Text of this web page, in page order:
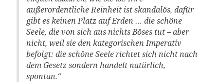
außerordentliche Reinheit ist skandalös, dafür
gibt es keinen Platz auf Erden … die schöne
Seele, die von sich aus nichts Böses tut – aber
nicht, weil sie den kategorischen Imperativ
befolgt: die schöne Seele richtet sich nicht nach
dem Gesetz sondern handelt natürlich,
spontan.“